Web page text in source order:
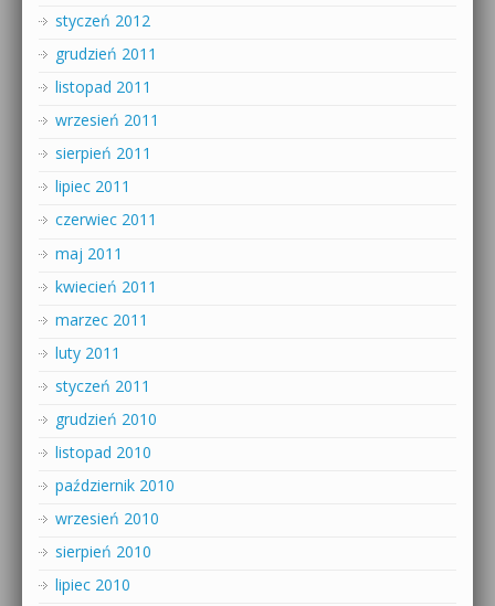
styczeń 2012
grudzień 2011
listopad 2011
wrzesień 2011
sierpień 2011
lipiec 2011
czerwiec 2011
maj 2011
kwiecień 2011
marzec 2011
luty 2011
styczeń 2011
grudzień 2010
listopad 2010
październik 2010
wrzesień 2010
sierpień 2010
lipiec 2010